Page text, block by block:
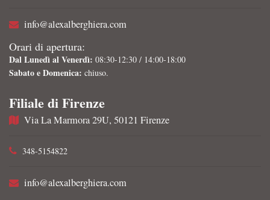
info@alexalberghiera.com
Orari di apertura:
Dal Lunedì al Venerdì: 08:30-12:30 / 14:00-18:00
Sabato e Domenica: chiuso.
Filiale di Firenze
Via La Marmora 29U, 50121 Firenze
348-5154822
info@alexalberghiera.com